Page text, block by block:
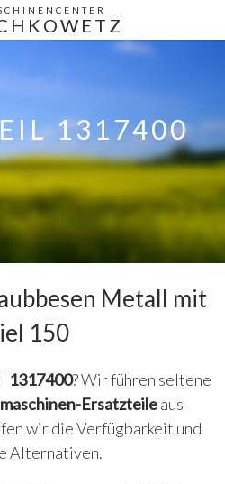
1317400
Metall mit
150
1317400? Wir führen seltene
Ersatzteileaus
wir die Verfügbarkeit und
Alternativen.